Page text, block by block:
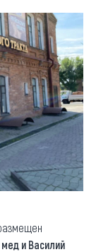
и Василий